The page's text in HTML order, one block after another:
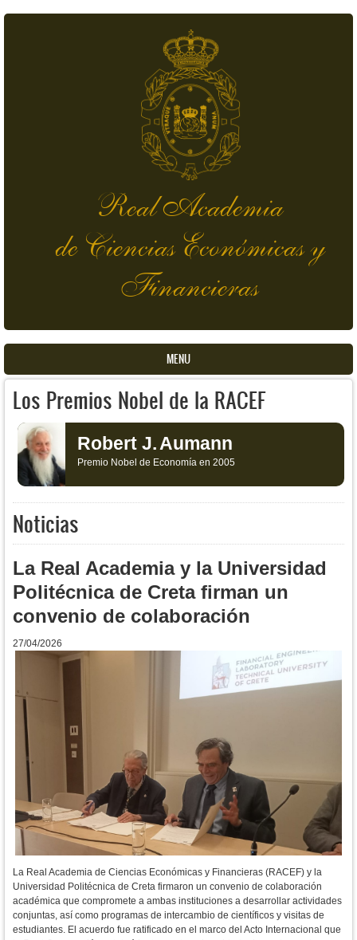
Real Academia
de Ciencias Económicas y
Financieras
MENU
Los Premios Nobel de la RACEF
Robert J.Aumann
Premio Nobel de Economía en 2005
Noticias
La Real Academia y la Universidad
Politécnica de Creta firman un
convenio de colaboración
27/04/2026
La Real Academia de Ciencias Económicas y Financieras (RACEF) y la
Universidad Politécnica de Creta firmaron un convenio de colaboración
académica que compromete a ambas instituciones a desarrollar actividades
conjuntas, así como programas de intercambio de científicos y visitas de
estudiantes. El acuerdo fue ratificado en el marco del Acto Internacional que